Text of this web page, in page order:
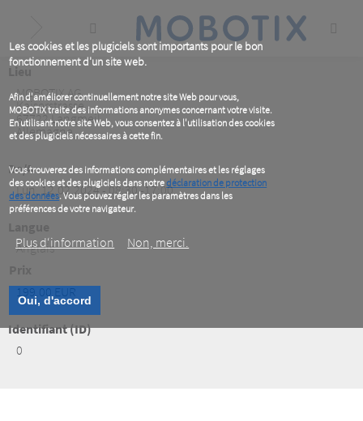
Les cookies et les plugiciels sont importants pour le bon
fonctionnement d'un site web.
Afin d'améliorer continuellement notre site Web pour vous,
MOBOTIX traite des informations anonymes concernant votre visite.
En utilisant notre site Web, vous consentez à l'utilisation des cookies
et des plugiciels nécessaires à cette fin.
Vous trouverez des informations complémentaires et les réglages
des cookies et des plugiciels dans notredéclaration de protection
des données. Vous pouvez régler les paramètres dans les
préférences de votre navigateur.
Plus d‘information Non, merci.
Oui, d'accord
content
MOBOTIX AG
Kaiserstrasse
67722Langmeil
Allemagne
De/A
Lun, 12.02.2024 - 08:30 -17:00
Anglais
Identifiant (ID)
0